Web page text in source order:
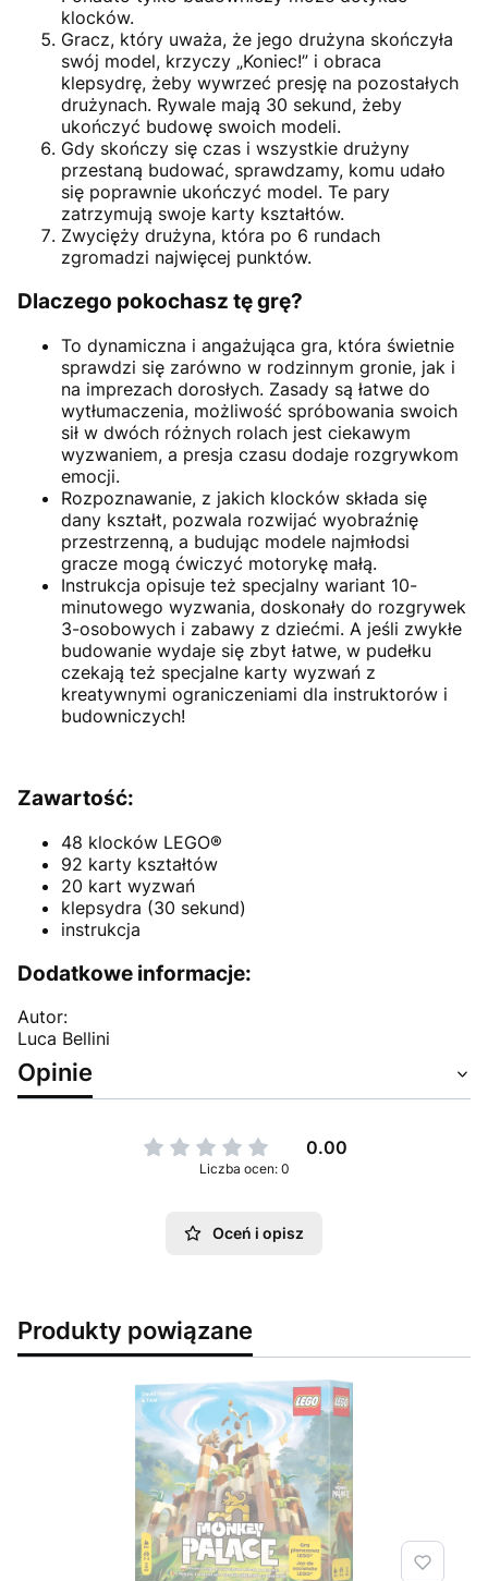
klocków.
Gracz, który uważa, że jego drużyna skończyła
swój model, krzyczy „Koniec!” i obraca
klepsydrę, żeby wywrzeć presję na pozostałych
drużynach. Rywale mają 30 sekund, żeby
ukończyć budowę swoich modeli.
Gdy skończy się czas i wszystkie drużyny
przestaną budować, sprawdzamy, komu udało
się poprawnie ukończyć model. Te pary
zatrzymują swoje karty kształtów.
Zwycięży drużyna, która po 6 rundach
zgromadzi najwięcej punktów.
Dlaczego pokochasz tę grę?
To dynamiczna i angażująca gra, która świetnie
sprawdzi się zarówno w rodzinnym gronie, jak i
na imprezach dorosłych. Zasady są łatwe do
wytłumaczenia, możliwość spróbowania swoich
sił w dwóch różnych rolach jest ciekawym
wyzwaniem, a presja czasu dodaje rozgrywkom
emocji.
Rozpoznawanie, z jakich klocków składa się
dany kształt, pozwala rozwijać wyobraźnię
przestrzenną, a budując modele najmłodsi
gracze mogą ćwiczyć motorykę małą.
Instrukcja opisuje też specjalny wariant 10-
minutowego wyzwania, doskonały do rozgrywek
3-osobowych i zabawy z dziećmi. A jeśli zwykłe
budowanie wydaje się zbyt łatwe, w pudełku
czekają też specjalne karty wyzwań z
kreatywnymi ograniczeniami dla instruktorów i
budowniczych!
Zawartość:
48 klocków LEGO®️
92 karty kształtów
20 kart wyzwań
klepsydra (30 sekund)
instrukcja
Dodatkowe informacje:
Autor:
Luca Bellini
Opinie
0.00
Liczba ocen: 0
Oceń i opisz
Produkty powiązane